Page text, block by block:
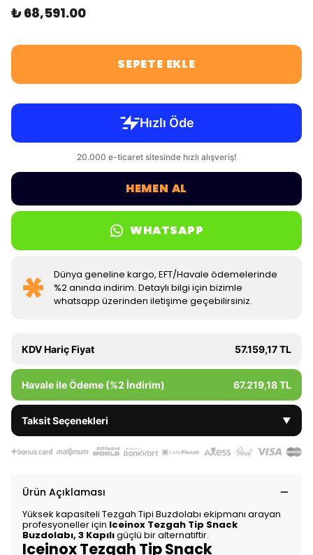
₺ 68,591.00
SEPETE EKLE
HEMEN AL
WHATSAPP
Dünya geneline kargo, EFT/Havale ödemelerinde
%2 anında indirim. Detaylı bilgi için bizimle
whatsapp üzerinden iletişime geçebilirsiniz.
KDV Hariç Fiyat 57.159,17 TL
Havale ile Ödeme (%2 İndirim) 67.219,18 TL
Taksit Seçenekleri ▼
Ürün Açıklaması
Yüksek kapasiteli Tezgah Tipi Buzdolabı ekipmanı arayan
profesyoneller için Iceinox Tezgah Tip Snack
Buzdolabı, 3 Kapılıgüçlü bir alternatiftir.
Iceinox Tezgah Tip Snack